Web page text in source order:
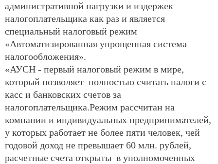
административной нагрузки и издержек
налогоплательщика как раз и является
специальный налоговый режим
«Автоматизированная упрощенная система
налогообложения».
«АУСН - первый налоговый режим в мире,
который позволяет полностью считать налоги с
касс и банковских счетов за
налогоплательщика.Режим рассчитан на
компании и индивидуальных предпринимателей,
у которых работает не более пяти человек, чей
годовой доход не превышает 60 млн. рублей,
расчетные счета открыты в уполномоченных